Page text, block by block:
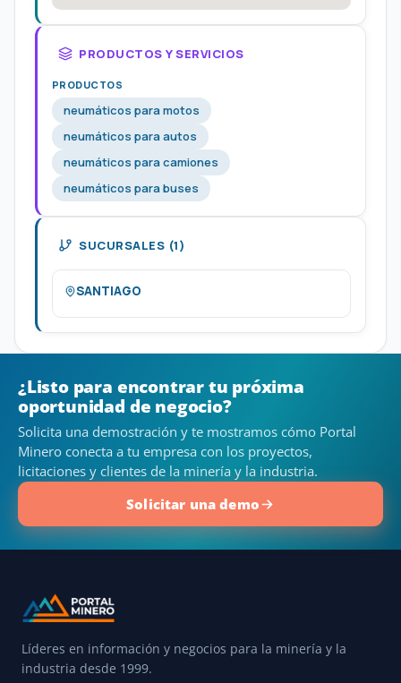
PRODUCTOS Y SERVICIOS
PRODUCTOS
neumáticos para motos
neumáticos para autos
neumáticos para camiones
neumáticos para buses
SUCURSALES (1)
SANTIAGO
¿Listo para encontrar tu próxima
oportunidad de negocio?
Solicita una demostración y te mostramos cómo Portal
Minero conecta a tu empresa con los proyectos,
licitaciones y clientes de la minería y la industria.
Solicitar una demo
Líderes en información y negocios para la minería y la
industria desde 1999.